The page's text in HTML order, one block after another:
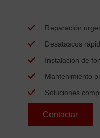
Reparación
Desatascos
Instalación de
Mantenimiento
Soluciones
Contactar